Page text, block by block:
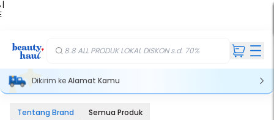
|
8.8 ALL PRODUK LOKAL DISKON s.d. 70%
Dikirim keAlamat Kamu
Tentang Brand Semua Produk